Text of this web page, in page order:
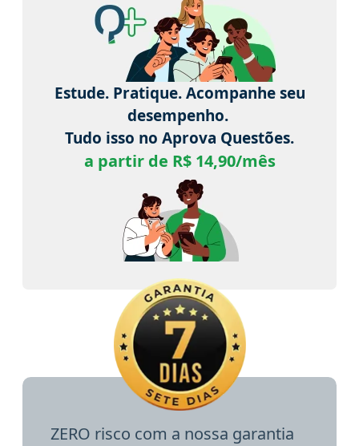
Estude. Pratique. Acompanhe seu
desempenho.
Tudo isso no Aprova Questões.
a partir de R$ 14,90/mês
ZERO risco com a nossa garantia